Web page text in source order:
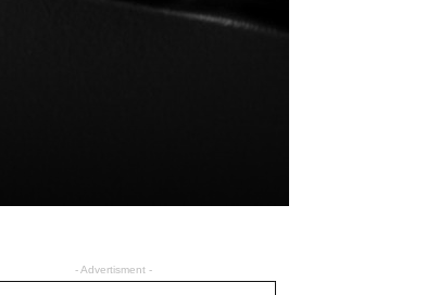
- Advertisment -